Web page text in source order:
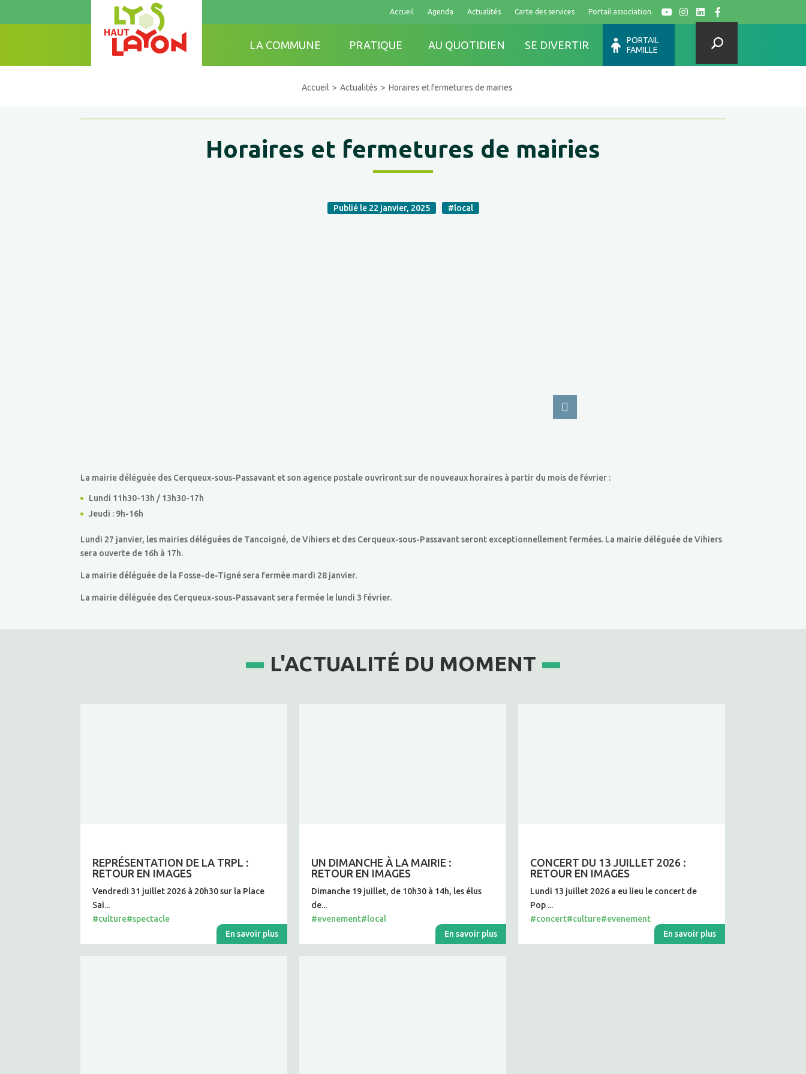
Accueil Agenda Actualités Carte des services Portail association Y I L F
LA COMMUNE PRATIQUE AU QUOTIDIEN SE DIVERTIR
PORTAIL
FAMILLE
Accueil Actualités Horaires et fermetures de mairies
Horaires et fermetures de mairies
Publié le 22 janvier, 2025 #local
La mairie déléguée des Cerqueux-sous-Passavant et son agence postale ouvriront sur de nouveaux horaires à partir du mois de février :
Lundi 11h30-13h / 13h30-17h
Jeudi : 9h-16h
Lundi 27 janvier, les mairies déléguées de Tancoigné, de Vihiers et des Cerqueux-sous-Passavant seront exceptionnellement fermées. La mairie déléguée de Vihiers
sera ouverte de 16h à 17h.
La mairie déléguée de la Fosse-de-Tigné sera fermée mardi 28 janvier.
La mairie déléguée des Cerqueux-sous-Passavant sera fermée le lundi 3 février.
L'ACTUALITÉ DU MOMENT
REPRÉSENTATION DE LA TRPL :
RETOUR EN IMAGES
Vendredi 31 juillet 2026 à 20h30 sur la Place
Sai...
#culture#spectacle
En savoir plus
UN DIMANCHE À LA MAIRIE :
RETOUR EN IMAGES
Dimanche 19 juillet, de 10h30 à 14h, les élus
de...
#evenement#local
En savoir plus
CONCERT DU 13 JUILLET 2026 :
RETOUR EN IMAGES
Lundi 13 juillet 2026 a eu lieu le concert de
Pop ...
#concert#culture#evenement
En savoir plus